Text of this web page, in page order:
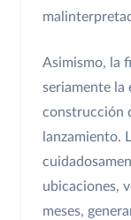
Asimismo, la
seriamente la
construcción
lanzamiento.
ubicaciones,
meses,